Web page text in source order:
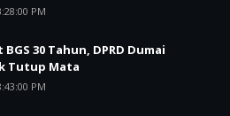
PM
30 Tahun, DPRD Dumai
Tutup Mata
PM